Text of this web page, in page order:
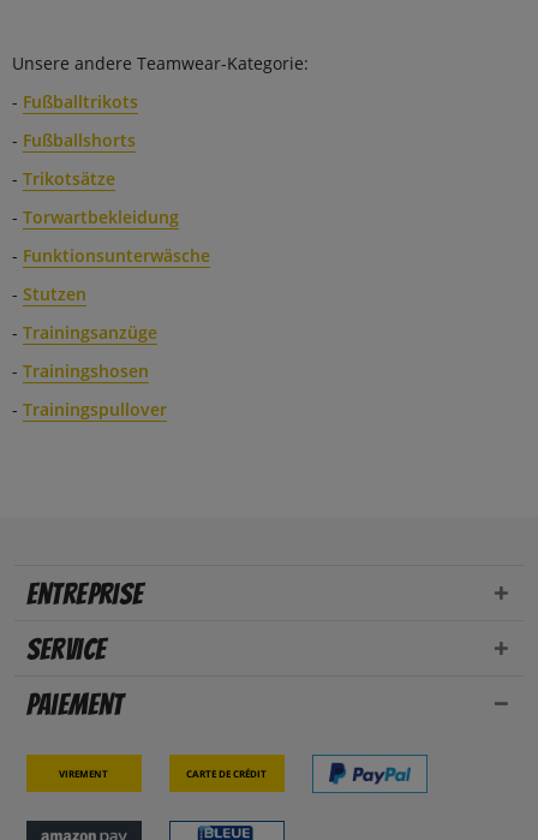
Unsere andere Teamwear-Kategorie:
- Fußballtrikots
- Fußballshorts
- Trikotsätze
- Torwartbekleidung
- Funktionsunterwäsche
- Stutzen
- Trainingsanzüge
- Trainingshosen
- Trainingspullover
Entreprise
Service
Paiement
Virement Carte de crédit